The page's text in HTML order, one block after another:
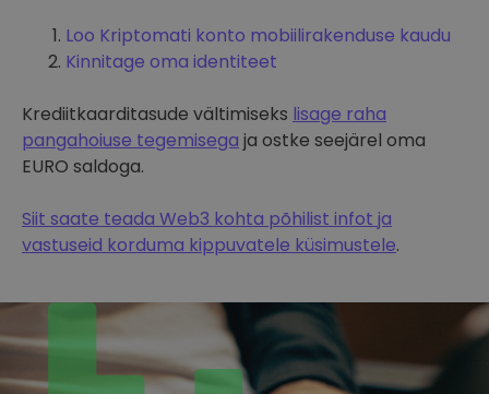
Loo Kriptomati konto mobiilirakenduse kaudu
Kinnitage oma identiteet
Krediitkaarditasude vältimiseks lisage raha
pangahoiuse tegemisega ja ostke seejärel oma
EURO saldoga.
Siit saate teada Web3 kohta põhilist infot ja
vastuseid korduma kippuvatele küsimustele.